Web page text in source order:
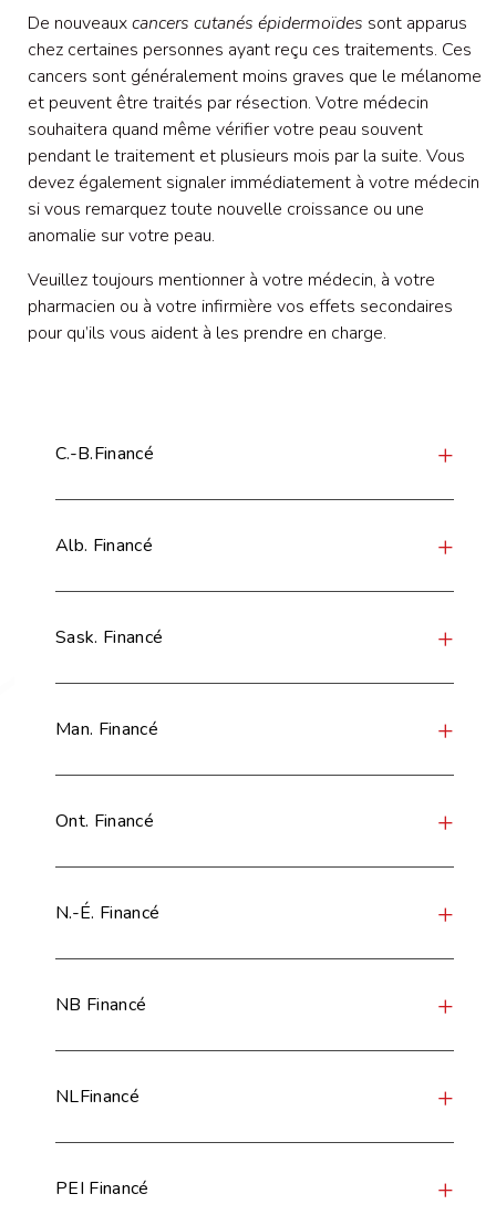
De nouveauxcancers cutanés épidermoïdes sont apparus
chez certaines personnes ayant reçu ces traitements. Ces
cancers sont généralement moins graves que le mélanome
et peuvent être traités par résection. Votre médecin
souhaitera quand même vérifier votre peau souvent
pendant le traitement et plusieurs mois par la suite. Vous
devez également signaler immédiatement à votre médecin
si vous remarquez toute nouvelle croissance ou une
anomalie sur votre peau.
Veuillez toujours mentionner à votre médecin, à votre
pharmacien ou à votre infirmière vos effets secondaires
pour qu’ils vous aident à les prendre en charge.
C.-B.Financé
Alb. Financé
Sask. Financé
Man. Financé
Ont. Financé
N.-É. Financé
NB Financé
NLFinancé
PEI Financé